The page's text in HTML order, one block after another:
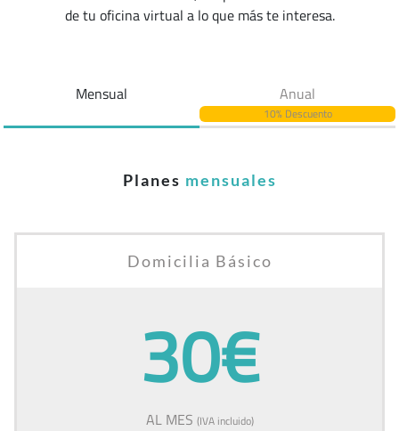
de tu oficina virtual a lo que más te interesa.
Mensual Anual
10% Descuento
Planes mensuales
Domicilia Básico
30€
AL MES (IVA incluido)